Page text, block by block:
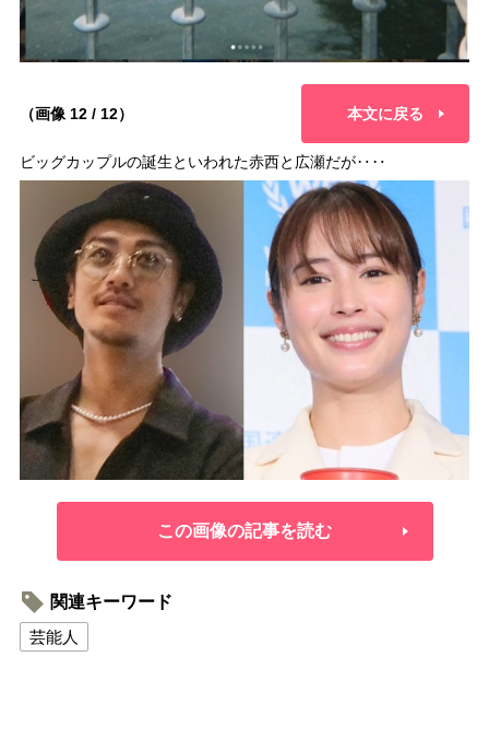
（画像 12 / 12） 本文に戻る
ビッグカップルの誕生といわれた赤西と広瀬だが‥‥
この画像の記事を読む
関連キーワード
芸能人